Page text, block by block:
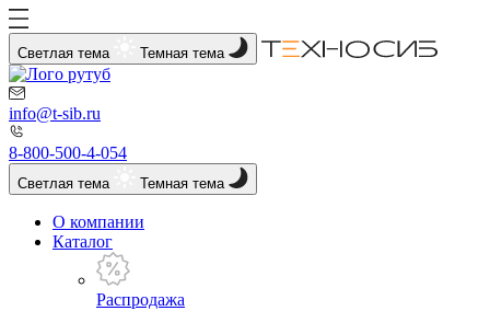
Светлая тема Темная тема
info@t-sib.ru
8-800-500-4-054
Светлая тема Темная тема
О компании
Каталог
Распродажа